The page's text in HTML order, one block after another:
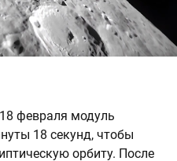
февраля модуль
18 секунд, чтобы
орбиту. После